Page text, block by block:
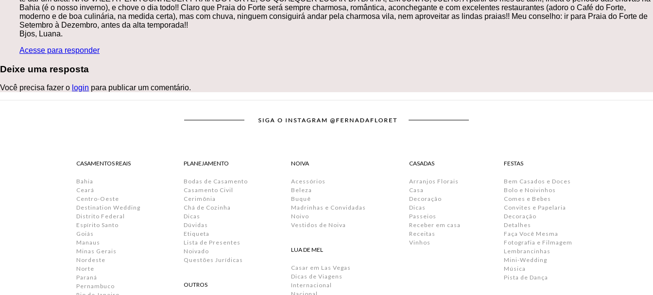
Bahia (é o nosso inverno), e chove o dia todo!! Claro que Praia do Forte será sempre charmosa, romântica, aconchegante e com excelentes restaurantes (adoro o Café do Forte,
moderno e de boa culinária, na medida certa), mas com chuva, ninguem consiguirá andar pela charmosa vila, nem aproveitar as lindas praias!! Meu conselho: ir para Praia do Forte de
Setembro à Dezembro, antes da alta temporada!!
Bjos, Luana.
Acesse para responder
Deixe uma resposta
Você precisa fazer o login para publicar um comentário.
CASAMENTOS REAIS
Bahia
Ceará
Centro-Oeste
Destination Wedding
Distrito Federal
Espírito Santo
Goiás
Manaus
Minas Gerais
Nordeste
Norte
Paraná
Pernambuco
PLANEJAMENTO
Bodas de Casamento
Casamento Civil
Cerimônia
Chá de Cozinha
Dicas
Dúvidas
Etiqueta
Lista de Presentes
Noivado
Questões Jurídicas
OUTROS
NOIVA
Acessórios
Beleza
Buquê
Madrinhas e Convidadas
Noivo
Vestidos de Noiva
LUA DE MEL
Casar em Las Vegas
Dicas de Viagens
Internacional
CASADAS
Arranjos Florais
Casa
Decoração
Dicas
Passeios
Receber em casa
Receitas
Vinhos
FESTAS
Bem Casados e Doces
Bolo e Noivinhos
Comes e Bebes
Convites e Papelaria
Decoração
Detalhes
Faça Você Mesma
Fotografia e Filmagem
Lembrancinhas
Mini-Wedding
Música
Pista de Dança